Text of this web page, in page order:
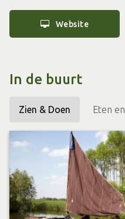
Zompen
De “Jappe” zoals de zomp
nagebouwd volgens een
Alle gemeenten langs de
Billerbeck tot aan de
dit project en voerden
voor deze nieuwe
er met de “Jappe”
Borculo, Lochem en Almen.
Website
In de buurt
Zien & Doen Eten